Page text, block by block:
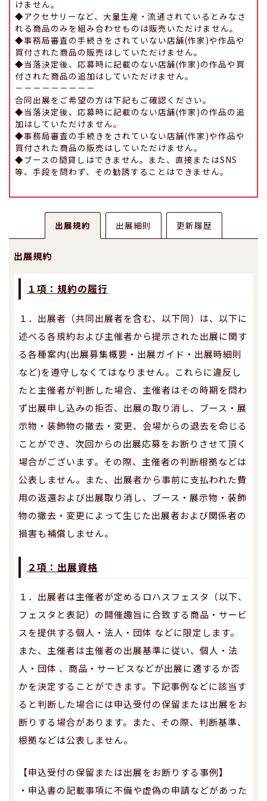
けません。
◆アクセサリーなど、大量生産・流通されているとみなさ
れる商品のみを組み合わせものは販売いただけません。
◆事務局審査の手続きをされていない店舗(作家)や作品や
買付された商品の販売はしていただけません。
◆当落決定後、応募時に記載のない店舗(作家)の作品や買
付された商品の追加はしていただけません。
－－－－－－－－－
合同出展をご希望の方は下記もご確認ください。
◆当落決定後、応募時に記載のない店舗(作家)の作品の追
加はしていただけません。
◆事務局審査の手続きをされていない店舗(作家)や作品や
買付された商品の販売はしていただけません。
◆ブースの間貸しはできません。また、直接またはSNS
等、手段を問わず、その勧誘することはできません。
出展規約 出展細則 更新履歴
出展規約
１項：規約の履行
１．出展者（共同出展者を含む、以下同）は、以下に
述べる各規約および主催者から提示された出展に関す
る各種案内(出展募集概要・出展ガイド・出展時細則
など)を遵守しなくてはなりません。これらに違反し
たと主催者が判断した場合、主催者はその時期を問わ
ず出展申し込みの拒否、出展の取り消し、ブース・展
示物・装飾物の撤去・変更、会場からの退去を命じる
ことができ、次回からの出展応募をお断りさせて頂く
場合がございます。その際、主催者の判断根拠などは
公表しません。また、出展者から事前に支払われた費
用の返還および出展取り消し、ブース・展示物・装飾
物の撤去・変更によって生じた出展者および関係者の
損害も補償しません。
２項：出展資格
１．出展者は主催者が定めるロハスフェスタ（以下、
フェスタと表記）の開催趣旨に合致する商品・サービ
スを提供する個人・法人・団体 などに限定します。
また、主催者は主催者の出展基準に従い、個人・法
人・団体 、商品・サービスなどが出展に適するか否
かを決定することができます。下記事例などに該当す
ると判断した場合には申込受付の保留または出展をお
断りする場合があります。また、その際、判断基準、
根拠などは公表しません。
【申込受付の保留または出展をお断りする事例】
・申込書の記載事項に不備や虚偽の申請などがあった